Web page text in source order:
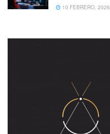
10 FEBRERO, 2026